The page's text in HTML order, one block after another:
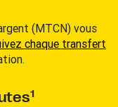
(MTCN) vous
chaque transfert
1